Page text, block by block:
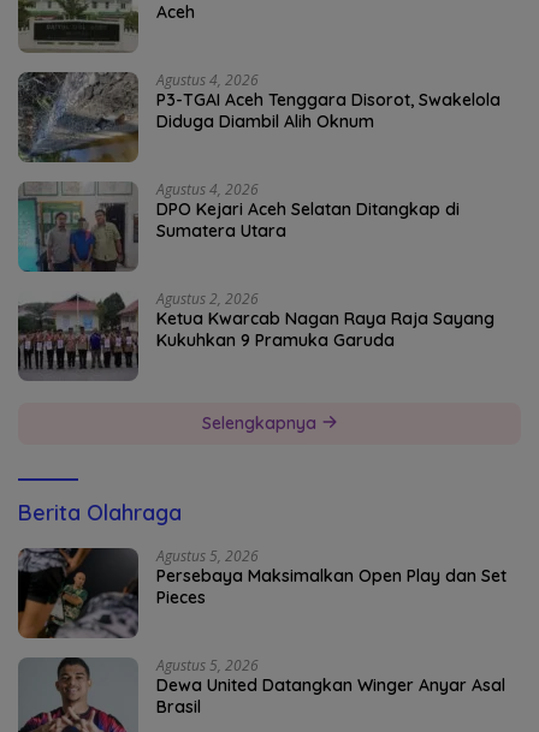
Aceh
Agustus 4, 2026
P3-TGAI Aceh Tenggara Disorot, Swakelola
Diduga Diambil Alih Oknum
Agustus 4, 2026
DPO Kejari Aceh Selatan Ditangkap di
Sumatera Utara
Agustus 2, 2026
Ketua Kwarcab Nagan Raya Raja Sayang
Kukuhkan 9 Pramuka Garuda
Selengkapnya
Berita Olahraga
Agustus 5, 2026
Persebaya Maksimalkan Open Play dan Set
Pieces
Agustus 5, 2026
Dewa United Datangkan Winger Anyar Asal
Brasil